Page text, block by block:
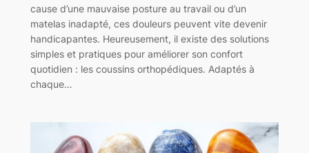
cause d’une mauvaise posture au travail ou d’un
matelas inadapté, ces douleurs peuvent vite devenir
handicapantes. Heureusement, il existe des solutions
simples et pratiques pour améliorer son confort
quotidien : les coussins orthopédiques. Adaptés à
chaque…